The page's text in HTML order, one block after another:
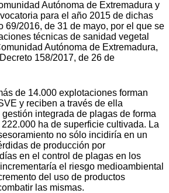
Autónoma de Extremadura y
para el año 2015 de dichas
69/2016, de 31 de mayo, por el que se
técnicas de sanidad vegetal
Autónoma de Extremadura,
158/2017, de 26 de
de 14.000 explotaciones forman
y reciben a través de ella
integrada de plagas de forma
ha de superficie cultivada. La
no sólo incidiría en un
de producción por
en el control de plagas en los
el riesgo medioambiental
del uso de productos
las mismas.